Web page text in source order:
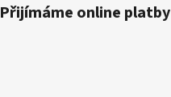
Přijímáme online platby